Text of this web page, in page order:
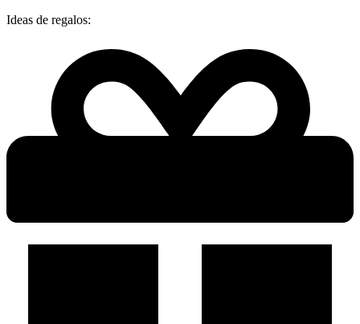
Ideas de regalos: